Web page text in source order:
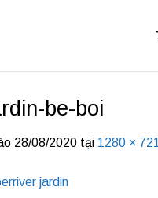
be-boi
28/08/2020 tại 1280 × 721